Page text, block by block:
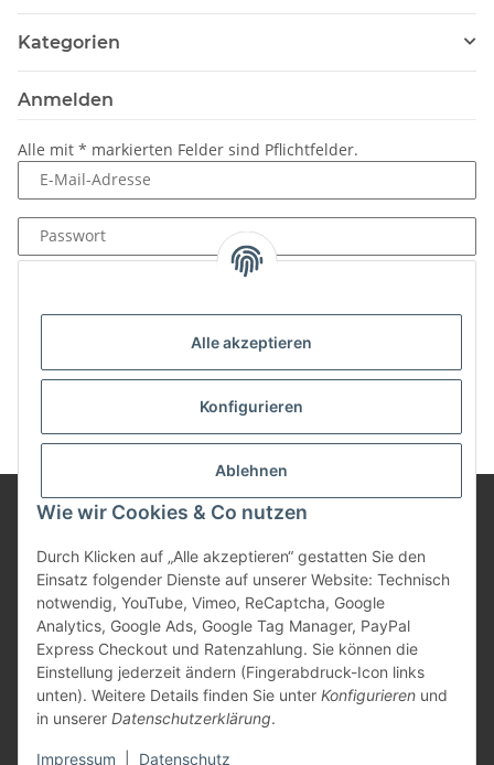
Alle akzeptieren
Konfigurieren
Ablehnen
Wie wir Cookies & Co nutzen
Durch Klicken auf „Alle akzeptieren“ gestatten Sie den
Einsatz folgender Dienste auf unserer Website: Technisch
notwendig, YouTube, Vimeo, ReCaptcha, Google
Analytics, Google Ads, Google Tag Manager, PayPal
Express Checkout und Ratenzahlung. Sie können die
Einstellung jederzeit ändern (Fingerabdruck-Icon links
unten). Weitere Details finden Sie unter Konfigurieren und
in unserer Datenschutzerklärung.
Impressum Datenschutz
Kategorien
Anmelden
Alle mit * markierten Felder sind Pflichtfelder.
E-Mail-Adresse
Passwort
Neu hier?Jetzt registrieren!
Informationen
Gesetzliche Informationen
Vertrag widerrufen